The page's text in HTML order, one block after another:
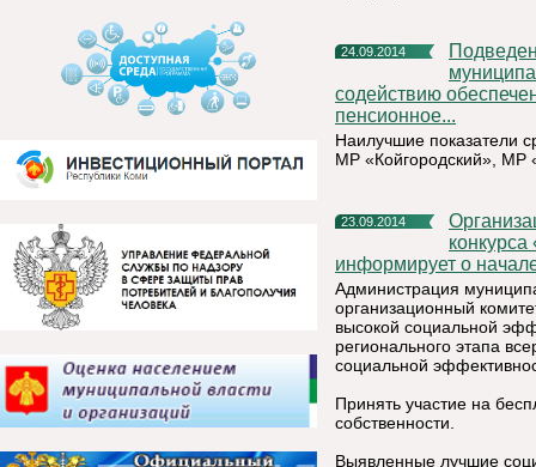
24.09.2014
Подведены промежуточные итоги конкурса «Лучшее
содействию
пенсионное...
Наилучшие показатели
МР «Койгородский», МР
23.09.2014
Организационный комитет по проведению республиканского
информирует о
Администрация
организационный
высокой социальной
регионального этапа
социальной
Принять участие на
собственности.
Выявленные лучшие